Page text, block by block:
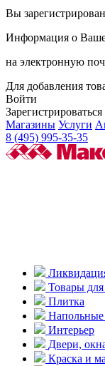
Вы
Информация о
на электронную
Для добавления
Войти
Зарегистрироваться
Магазины Услуги
8 (495) 995-35-35
Товары
Плитка
Интерьер
Двери,
Краска и